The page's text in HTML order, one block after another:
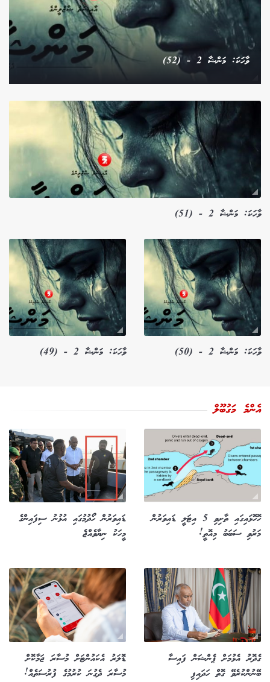
ވާހަކަ: މަންޝާ 2 - (52)
ވާހަކަ: މަންޝާ 2 - (51)
ވާހަކަ: މަންޝާ 2 - (50) ވާހަކަ: މަންޝާ 2 - (49)
އެންމެ މަގުބޫލް
ހޮހޮޅައިގައި ތާށިވި 5 އިޓަލީ ޑައިވަރުން
މަރުވި ސަބަބު މިއޮތީ!
ޑައިވަރުން ހޯދުމުގައި އުޅުނު ސިފައިންގެ
މީހަކު ނިޔާވެއްޖެ
ގެދޮރު އެޅުމަށް ޕެންޝަން ފައިސާ
ބޭނުންކުރެވޭ ގޮތް ހަދައިފި
ޑޮލަރު އެކައުންޓަށް މުސާރަ ޖަމާކޮށް
މުސާރަ ދެގުނަ ކުރުމުގެ ފުރުސަތެއް!